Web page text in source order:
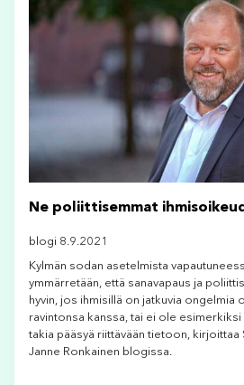
Ne poliittisemmat
blogi 8.9.2021
Kylmän sodan asetelmista
ymmärretään, että sanavapaus ja
hyvin, jos ihmisillä on jatkuvia ongelmia
ravintonsa kanssa, tai ei ole
takia pääsyä riittävään tietoon, kirjoittaa
Janne Ronkainen blogissa.